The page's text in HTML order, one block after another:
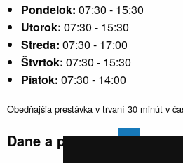
Pondelok: 07:30 - 15:30
Utorok: 07:30 - 15:30
Streda: 07:30 - 17:00
Štvrtok: 07:30 - 15:30
Piatok: 07:30 - 14:00
Obedňajšia prestávka v trvaní 30 minút v
Dane a poplatky